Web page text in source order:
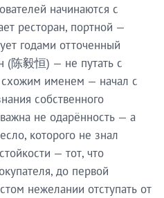
начинаются с
ресторан, портной —
годами отточенный
(陈毅恒) — не путать с
именем — начал с
собственного
не одарённость — а
которого не знал
— тот, что
до первой
нежелании отступать от